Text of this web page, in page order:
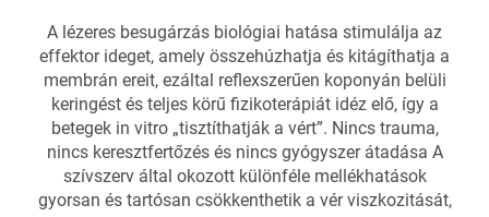
A lézeres besugárzás biológiai hatása stimulálja az
effektor ideget, amely összehúzhatja és kitágíthatja a
membrán ereit, ezáltal reflexszerűen koponyán belüli
keringést és teljes körű fizikoterápiát idéz elő, így a
betegek in vitro „tisztíthatják a vért”. Nincs trauma,
nincs keresztfertőzés és nincs gyógyszer átadása A
szívszerv által okozott különféle mellékhatások
gyorsan és tartósan csökkenthetik a vér viszkozitását,